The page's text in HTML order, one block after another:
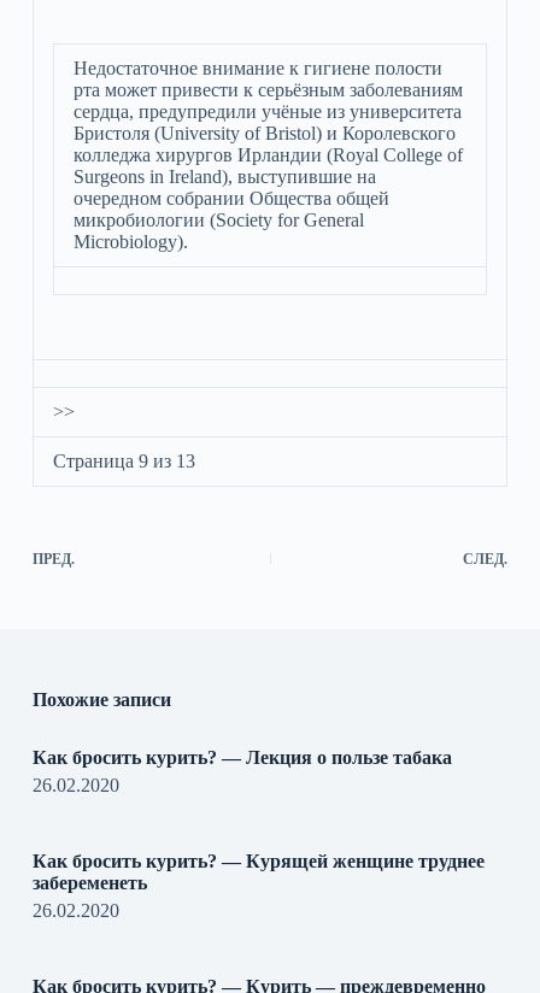
Недостаточное внимание к гигиене полости
рта может привести к серьёзным заболеваниям
сердца, предупредили учёные из университета
Бристоля (University of Bristol) и Королевского
колледжа хирургов Ирландии (Royal College of
Surgeons in Ireland), выступившие на
очередном собрании Общества общей
микробиологии (Society for General
Microbiology).
>>
Страница 9 из 13
ПРЕД. СЛЕД.
Похожие записи
Как бросить курить? — Лекция о пользе табака
26.02.2020
Как бросить курить? — Курящей женщине труднее
забеременеть
26.02.2020
Как бросить курить? — Курить — преждевременно